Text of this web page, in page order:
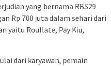
yang bernama RBS29
Rp 700 juta dalam sehari dari
yaitu Roullate, Pay Kiu,
dari karyawan, pemain